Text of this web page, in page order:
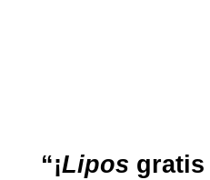
“¡Lipos gratis